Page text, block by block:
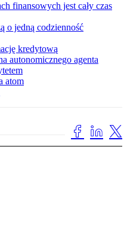
finansowych jest cały czas
o jedną codzienność
kredytową
autonomicznego agenta
atom